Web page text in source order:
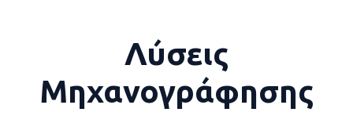
Λύσεις
Μηχανογράφησης